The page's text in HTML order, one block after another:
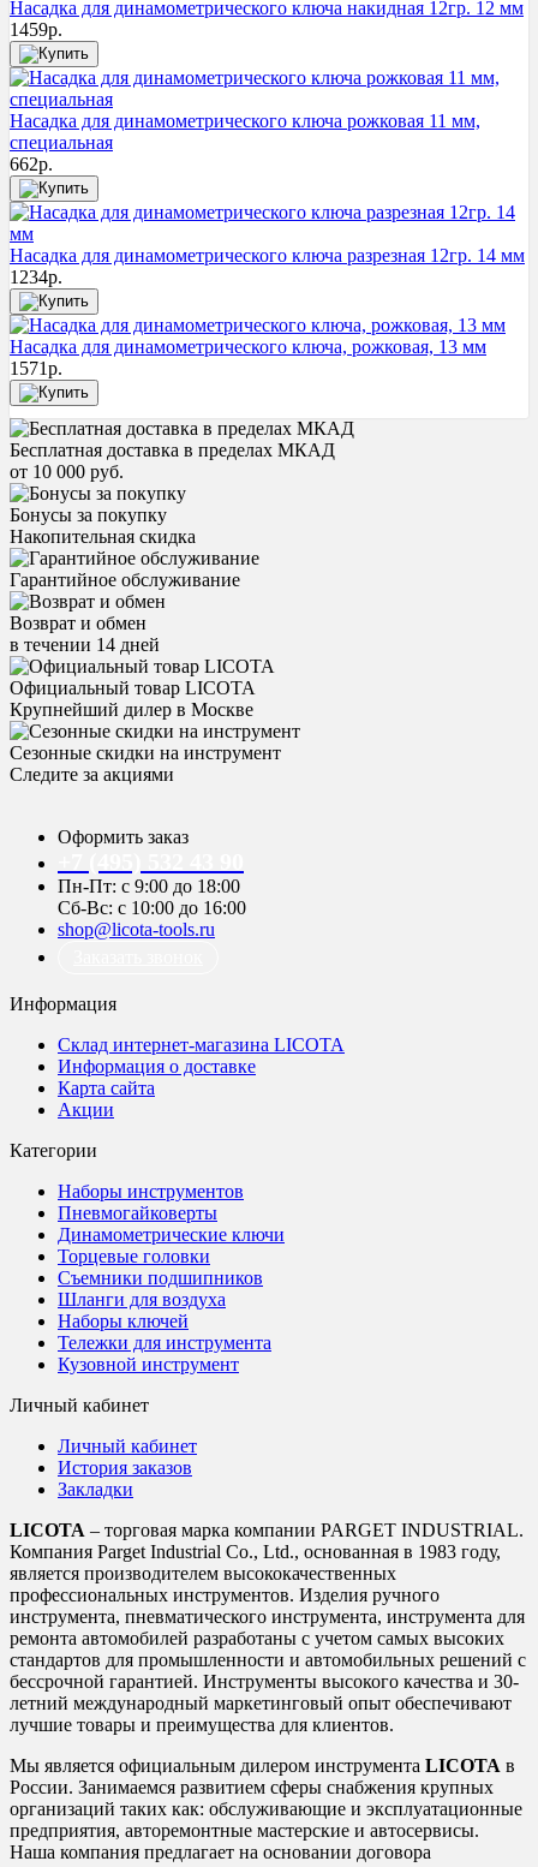
Насадка для динамометрического ключа накидная 12гр. 12 мм
1459р.
Насадка для динамометрического ключа рожковая 11 мм,
специальная
662р.
Насадка для динамометрического ключа разрезная 12гр. 14 мм
1234р.
Насадка для динамометрического ключа, рожковая, 13 мм
1571р.
Бесплатная доставка в пределах МКАД
от 10 000 руб.
Бонусы за покупку
Накопительная скидка
Гарантийное обслуживание
Возврат и обмен
в течении 14 дней
Официальный товар LICOTA
Крупнейший дилер в Москве
Сезонные скидки на инструмент
Следите за акциями
Оформить заказ
Пн-Пт: с 9:00 до 18:00
Сб-Вс: с 10:00 до 16:00
shop@licota-tools.ru
Информация
Склад интернет-магазина LICOTA
Информация о доставке
Карта сайта
Акции
Категории
Наборы инструментов
Пневмогайковерты
Динамометрические ключи
Торцевые головки
Съемники подшипников
Шланги для воздуха
Наборы ключей
Тележки для инструмента
Кузовной инструмент
Личный кабинет
Личный кабинет
История заказов
Закладки
LICOTA – торговая марка компании PARGET INDUSTRIAL.
Компания Parget Industrial Co., Ltd., основанная в 1983 году,
является производителем высококачественных
профессиональных инструментов. Изделия ручного
инструмента, пневматического инструмента, инструмента для
ремонта автомобилей разработаны с учетом самых высоких
стандартов для промышленности и автомобильных решений с
бессрочной гарантией. Инструменты высокого качества и 30-
летний международный маркетинговый опыт обеспечивают
лучшие товары и преимущества для клиентов.
Мы является официальным дилером инструмента LICOTA в
России. Занимаемся развитием сферы снабжения крупных
организаций таких как: обслуживающие и эксплуатационные
предприятия, авторемонтные мастерские и автосервисы.
Наша компания предлагает на основании договора